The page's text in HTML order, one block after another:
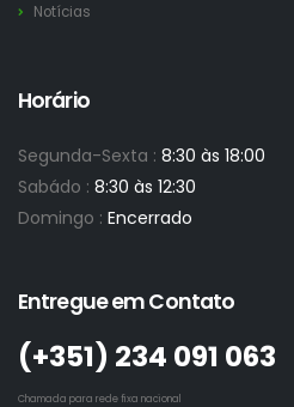
Notícias
Horário
Segunda-Sexta : 8:30 às 18:00
Sabádo : 8:30 às 12:30
Domingo : Encerrado
Entregue em Contato
(+351)­ 234 091 063
Chamada para rede fixa nacional